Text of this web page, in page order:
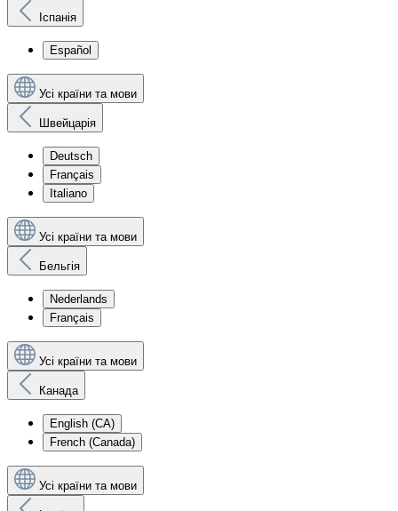
Іспанія
Español
Усі країни та мови
Швейцарія
Deutsch
Français
Italiano
Усі країни та мови
Бельгія
Nederlands
Français
Усі країни та мови
Канада
English (CA)
French (Canada)
Усі країни та мови